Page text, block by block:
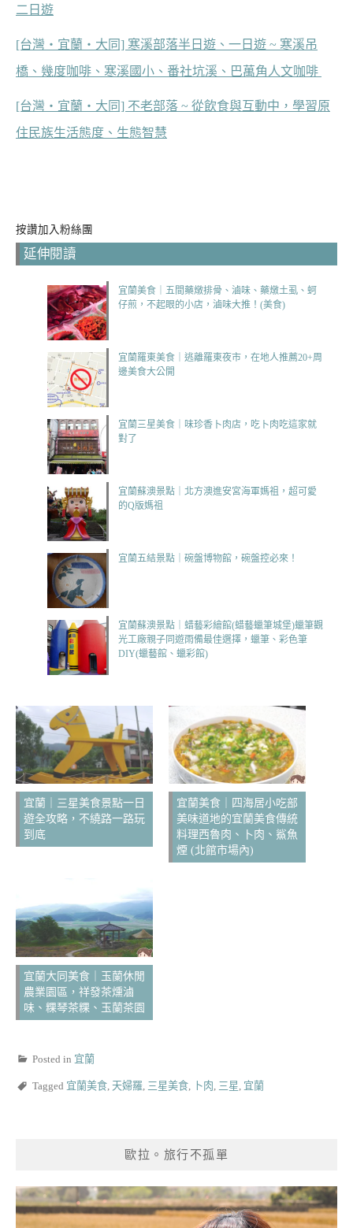
二日遊
[台灣‧宜蘭‧大同] 寒溪部落半日遊、一日遊 ~ 寒溪吊
橋、幾度咖啡、寒溪國小、番社坑溪、巴萬角人文咖啡
[台灣‧宜蘭‧大同] 不老部落 ~ 從飲食與互動中，學習原
住民族生活態度、生態智慧
按讚加入粉絲團
延伸閱讀
宜蘭美食｜五間藥燉排骨、滷味、藥燉土虱、蚵
仔煎，不起眼的小店，滷味大推！(美食)
宜蘭羅東美食｜逃離羅東夜市，在地人推薦20+周
邊美食大公開
宜蘭三星美食｜味珍香卜肉店，吃卜肉吃這家就
對了
宜蘭蘇澳景點｜北方澳進安宮海軍媽祖，超可愛
的Q版媽祖
宜蘭五結景點｜碗盤博物館，碗盤控必來！
宜蘭蘇澳景點｜蜡藝彩繪館(蜡藝蠟筆城堡)蠟筆觀
光工廠親子同遊雨備最佳選擇，蠟筆、彩色筆
DIY(蠟藝館、蠟彩館)
宜蘭｜三星美食景點一日
遊全攻略，不繞路一路玩
到底
宜蘭美食｜四海居小吃部
美味道地的宜蘭美食傳統
料理西魯肉、卜肉、鯊魚
煙 (北館市場內)
宜蘭大同美食｜玉蘭休閒
農業園區，祥發茶燻滷
味、粿琴茶粿、玉蘭茶園
Posted in 宜蘭
Tagged 宜蘭美食 天婦羅 三星美食 卜肉 三星 宜蘭
歐拉。旅行不孤單